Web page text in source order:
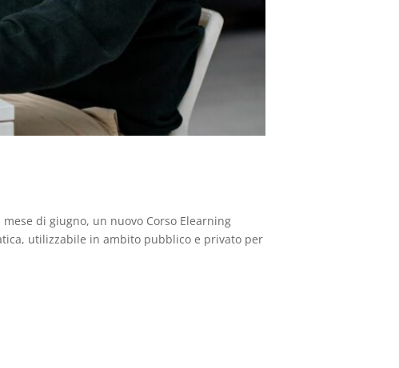
di giugno, un nuovo Corso Elearning
utilizzabile in ambito pubblico e privato per